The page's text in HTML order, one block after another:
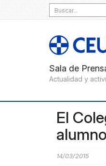
Search
for:
El
14/03/2015